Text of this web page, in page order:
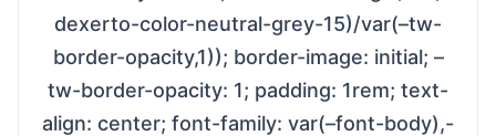
dexerto-color-neutral-grey-15)/var(–tw-
border-opacity,1)); border-image: initial; –
tw-border-opacity: 1; padding: 1rem; text-
align: center; font-family: var(–font-body),-